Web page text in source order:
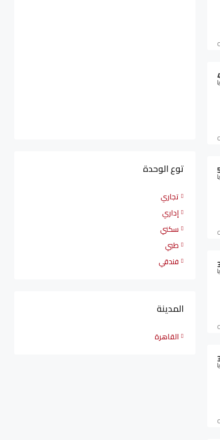
توع الوحدة
تجاري
إداري
سكني
طبي
فندقي
المدينة
القاهرة